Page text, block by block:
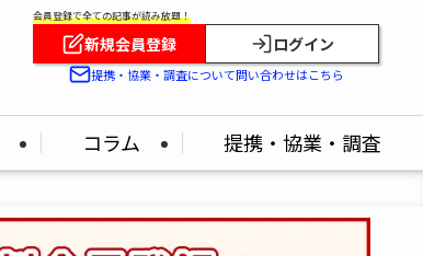
会員登録で全ての記事が読み放題！
新規会員登録 ログイン
提携・協業・調査について問い合わせはこちら
コラム 提携・協業・調査